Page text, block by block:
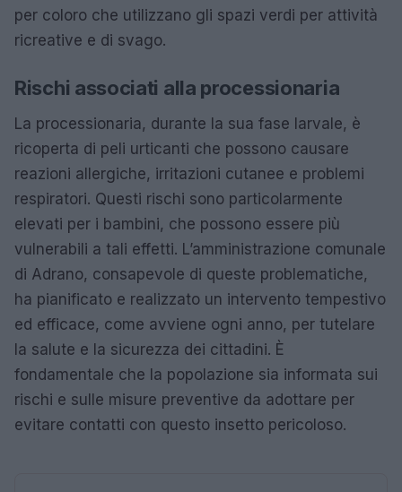
per coloro che utilizzano gli spazi verdi per attività
ricreative e di svago.
Rischi associati alla processionaria
La processionaria, durante la sua fase larvale, è
ricoperta di peli urticanti che possono causare
reazioni allergiche, irritazioni cutanee e problemi
respiratori. Questi rischi sono particolarmente
elevati per i bambini, che possono essere più
vulnerabili a tali effetti. L’amministrazione comunale
di Adrano, consapevole di queste problematiche,
ha pianificato e realizzato un intervento tempestivo
ed efficace, come avviene ogni anno, per tutelare
la salute e la sicurezza dei cittadini. È
fondamentale che la popolazione sia informata sui
rischi e sulle misure preventive da adottare per
evitare contatti con questo insetto pericoloso.